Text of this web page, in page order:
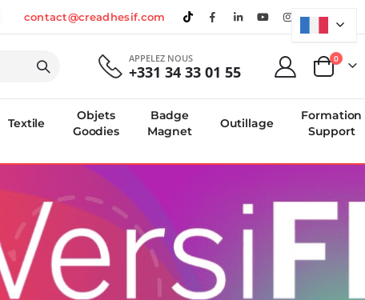
contact@creadhesif.com
APPELEZ NOUS
+331 34 33 01 55 Panier
0
Textile
Objets
Goodies
Badge
Magnet
Outillage
Formation
Support